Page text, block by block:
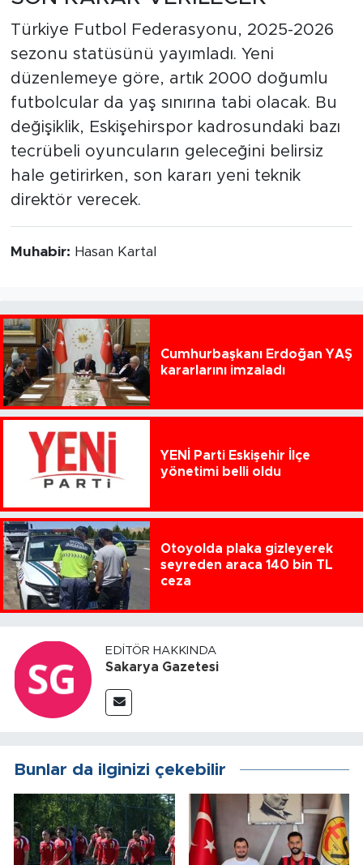
Türkiye Futbol Federasyonu, 2025-2026
sezonu statüsünü yayımladı. Yeni
düzenlemeye göre, artık 2000 doğumlu
futbolcular da yaş sınırına tabi olacak. Bu
değişiklik, Eskişehirspor kadrosundaki bazı
tecrübeli oyuncuların geleceğini belirsiz
hale getirirken, son kararı yeni teknik
direktör verecek.
Muhabir: Hasan Kartal
Cumhurbaşkanı Erdoğan YAŞ
kararlarını imzaladı
YENİ Parti Eskişehir İlçe
yönetimi belli oldu
Otoyolda plaka gizleyerek
seyreden araca 140 bin TL
ceza
EDITÖR HAKKINDA
Sakarya Gazetesi
Bunlar da ilginizi çekebilir